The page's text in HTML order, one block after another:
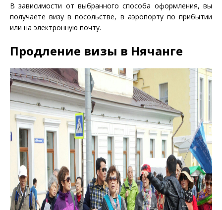
В зависимости от выбранного способа оформления, вы
получаете визу в посольстве, в аэропорту по прибытии
или на электронную почту.
Продление визы в Нячанге